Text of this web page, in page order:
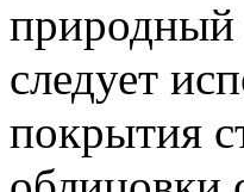
природный
следует
покрытия